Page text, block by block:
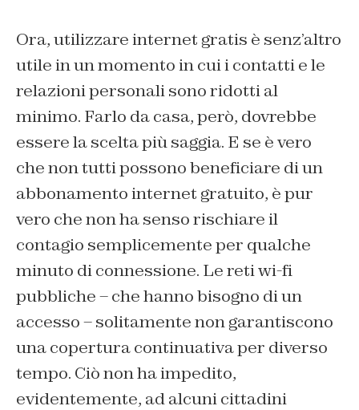
Ora, utilizzare internet gratis è senz’altro
utile in un momento in cui i contatti e le
relazioni personali sono ridotti al
minimo. Farlo da casa, però, dovrebbe
essere la scelta più saggia. E se è vero
che non tutti possono beneficiare di un
abbonamento internet gratuito, è pur
vero che non ha senso rischiare il
contagio semplicemente per qualche
minuto di connessione. Le reti wi-fi
pubbliche – che hanno bisogno di un
accesso – solitamente non garantiscono
una copertura continuativa per diverso
tempo. Ciò non ha impedito,
evidentemente, ad alcuni cittadini